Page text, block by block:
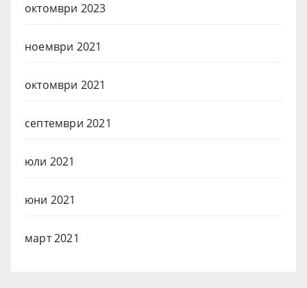
октомври 2023
ноември 2021
октомври 2021
септември 2021
юли 2021
юни 2021
март 2021